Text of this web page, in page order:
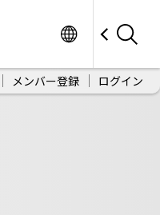
メンバー登録 ログイン